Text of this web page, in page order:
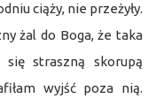
ciąży, nie przeżyły.
żal do Boga, że taka
się straszną skorupą
wyjść poza nią.